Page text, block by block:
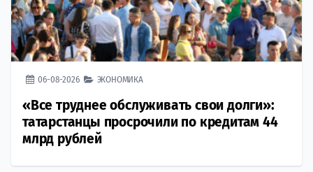
06-08-2026 ЭКОНОМИКА
«Все труднее обслуживать свои долги»:
татарстанцы просрочили по кредитам 44
млрд рублей